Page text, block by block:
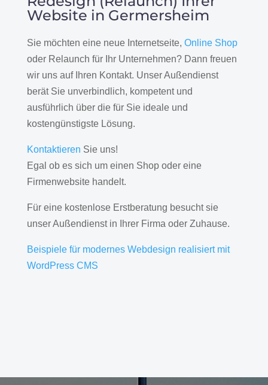
Website in Germersheim
Sie möchten eine neue Internetseite, Online Shop
oder Relaunch für Ihr Unternehmen? Dann freuen
wir uns auf Ihren Kontakt. Unser Außendienst
berät Sie unverbindlich, kompetent und
ausführlich über die für Sie ideale und
kostengünstigste Lösung.
Kontaktieren Sie uns!
Egal ob es sich um einen Shop oder eine
Firmenwebsite handelt.
Für eine kostenlose Erstberatung besucht sie
unser Außendienst in Ihrer Firma oder Zuhause.
Beispiele für modernes Webdesign realisiert mit
WordPress CMS